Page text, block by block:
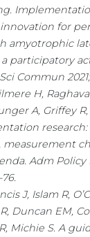
for
amyotrophic
participatory
Commun
H,
A, Griffey
measurement
Adm
J, Islam R,
Duncan EM,
Michie S. A